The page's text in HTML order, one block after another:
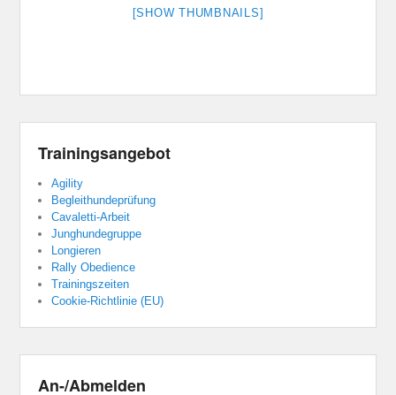
[SHOW THUMBNAILS]
Trainingsangebot
Agility
Begleithundeprüfung
Cavaletti-Arbeit
Junghundegruppe
Longieren
Rally Obedience
Trainingszeiten
Cookie-Richtlinie (EU)
An-/Abmelden